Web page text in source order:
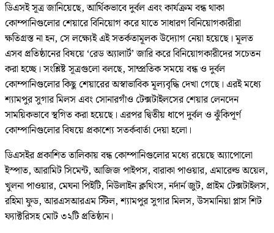
ডিএসই সূত্র জানিয়েছে, আর্থিকভাবে দুর্বল এবং কার্যক্রম বন্ধ থাকা
কোম্পানিগুলোর শেয়ারে বিনিয়োগ করে যাতে সাধারণ বিনিয়োগকারীরা
ক্ষতিগ্রস্ত না হন, সে লক্ষ্যেই এই সতর্কতামূলক উদ্যোগ নেয়া হয়েছে। মূলত
এসব প্রতিষ্ঠানের বিষয়ে ‘রেড অ্যালার্ট’ জারি করে বিনিয়োগকারীদের সচেতন
করা হচ্ছে। সংশ্লিষ্ট সূত্রগুলো বলছে, সাম্প্রতিক সময়ে বন্ধ ও দুর্বল
কোম্পানিগুলোর কিছু শেয়ারের অস্বাভাবিক মূল্যবৃদ্ধি দেখা গেছে। এরই মধ্যে
শ্যামপুর সুগার মিলস এবং সোনারগাঁও টেক্সটাইলসের শেয়ার লেনদেন
সাময়িকভাবে স্থগিত করা হয়েছে। এরপর দ্বিতীয় ধাপে দুর্বল ও ঝুঁকিপূর্ণ
কোম্পানিগুলোর বিষয়ে প্রকাশ্যে সতর্কবার্তা দেয়া হলো।
ডিএসইর প্রকাশিত তালিকায় বন্ধ কোম্পানিগুলোর মধ্যে রয়েছে অ্যাপোলো
ইস্পাত, আরামিট সিমেন্ট, আজিজ পাইপস, বারাকা পাওয়ার, এমারেল্ড অয়েল,
খুলনা পাওয়ার, মেঘনা পিইটি, নিউলাইন ক্লথিংস, নর্দার্ন জুট, প্রাইম টেক্সটাইলস,
রহিমা ফুড, আরএসআরএম স্টিল, শ্যামপুর সুগার মিলস, উসমানিয়া প্লাস শিট
ফ্যাক্টরিসহ মোট ৩২টি প্রতিষ্ঠান।